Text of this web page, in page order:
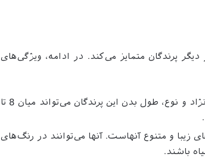
پرندگان متمایز می‌کند. در ادامه، ویژگی‌های
اندازه: اندازه پرنده فنچ معمولاً کوچک است. طبق نژاد و نوع، طول بدن این پرندگان می‌تواند میان 8 تا
زیبا و متنوع آنهاست. آنها می‌توانند در رنگ‌های
باشند.